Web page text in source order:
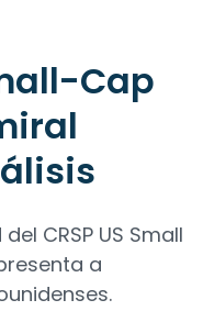
Cap
CRSP US Small
a